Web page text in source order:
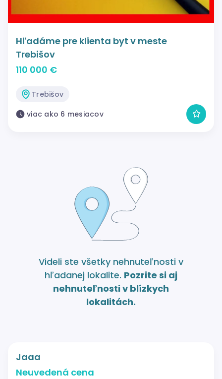
Hľadáme pre klienta byt v meste
Trebišov
110 000 €
Trebišov
viac ako 6 mesiacov
Videli ste všetky nehnuteľnosti v
hľadanej lokalite. Pozrite si aj
nehnuteľnosti v blízkych
lokalitách.
Jaaa
Neuvedená cena